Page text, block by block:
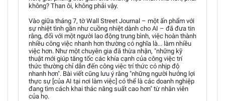
không? Than ôi, không phải vậy.
Vào giữa tháng 7, tờ Wall Street Journal – một ấn phẩm với
sự nhiệt tình gần như cuồng nhiệt dành cho AI – đã đưa tin
rằng, đối với một người lao động trung bình, việc hoàn thành
nhiều công việc nhanh hơn thường có nghĩa là... làm nhiều
việc hơn. Như một chuyên gia đã thừa nhận, "những kỹ
thuật mới giúp tăng tốc các khía cạnh của công việc trí
thức thường chỉ dẫn đến công việc trí thức có nhịp độ
nhanh hơn". Bài viết cũng lưu ý rằng "những người hưởng lợi
thực sự [của AI tại nơi làm việc] có thể là các doanh nghiệp
đang tìm cách khai thác năng suất cao hơn" từ nhân viên
của họ.